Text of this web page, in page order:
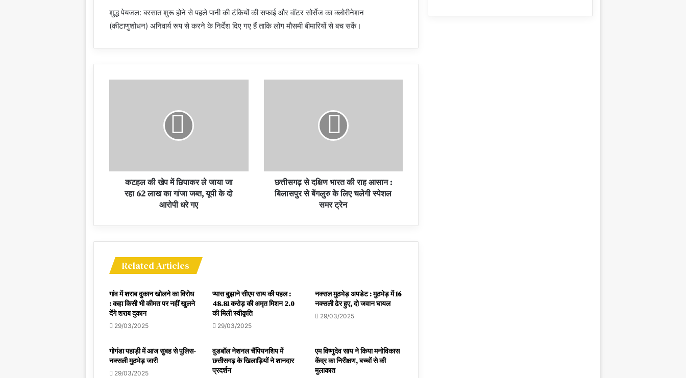
शुद्ध पेयजल: बरसात शुरू होने से पहले पानी की टंकियों की सफाई और वॉटर सोर्सेज का क्लोरीनेशन
(कीटाणुशोधन) अनिवार्य रूप से करने के निर्देश दिए गए हैं ताकि लोग मौसमी बीमारियों से बच सकें।
कटहल की खेप में छिपाकर ले जाया जा
रहा 62 लाख का गांजा जब्त, यूपी के दो
आरोपी धरे गए
छत्तीसगढ़ से दक्षिण भारत की राह आसान :
बिलासपुर से बेंगलुरु के लिए चलेगी स्पेशल
समर ट्रेन
Related Articles
गांव में शराब दुकान खोलने का विरोध
: कहा किसी भी कीमत पर नहीं खुलने
देंगे शराब दुकान
29/03/2025
प्यास बुझाने सीएम साय की पहल :
48.81 करोड़ की अमृत मिशन 2.0
की मिली स्वीकृति
29/03/2025
नक्सल मुठभेड़ अपडेट : मुठभेड़ में 16
नक्सली ढेर हुए, दो जवान घायल
29/03/2025
गोगंडा पहाड़ी में आज सुबह से पुलिस-
नक्सली मुठभेड़ जारी
29/03/2025
वुडबॉल नेशनल चैंपियनशिप में
छत्तीसगढ़ के खिलाड़ियों ने शानदार
प्रदर्शन
एम विष्णुदेव साय ने किया मनोविकास
केंद्र का निरीक्षण, बच्चों से की
मुलाकात